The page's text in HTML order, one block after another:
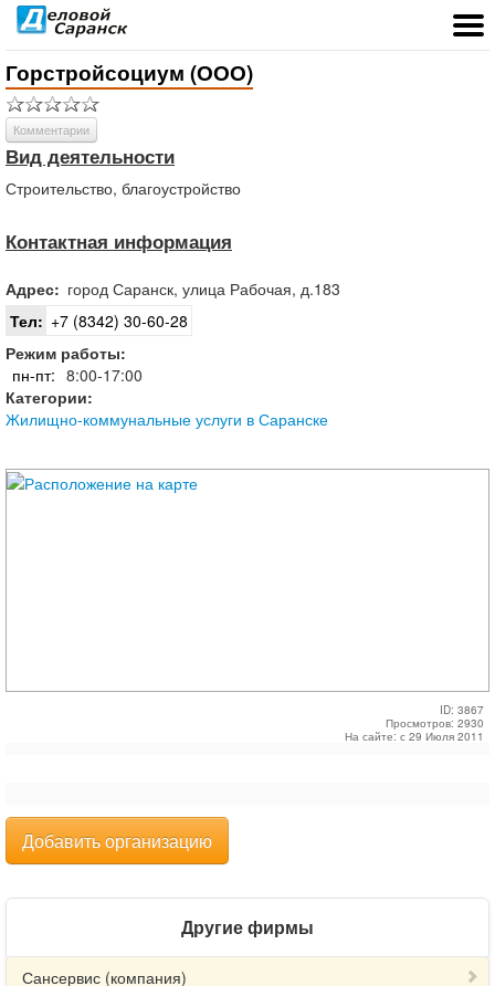
Горстройсоциум (ООО)
Комментарии
Вид деятельности
Строительство, благоустройство
Контактная информация
Адрес: город Саранск, улица Рабочая, д.183
Тел: +7 (8342) 30-60-28
Режим работы:
пн-пт: 8:00-17:00
Категории:
Жилищно-коммунальные услуги в Саранске
ID: 3867
Просмотров: 2930
На сайте: с 29 Июля 2011
Добавить организацию
Другие фирмы
Сансервис (компания)